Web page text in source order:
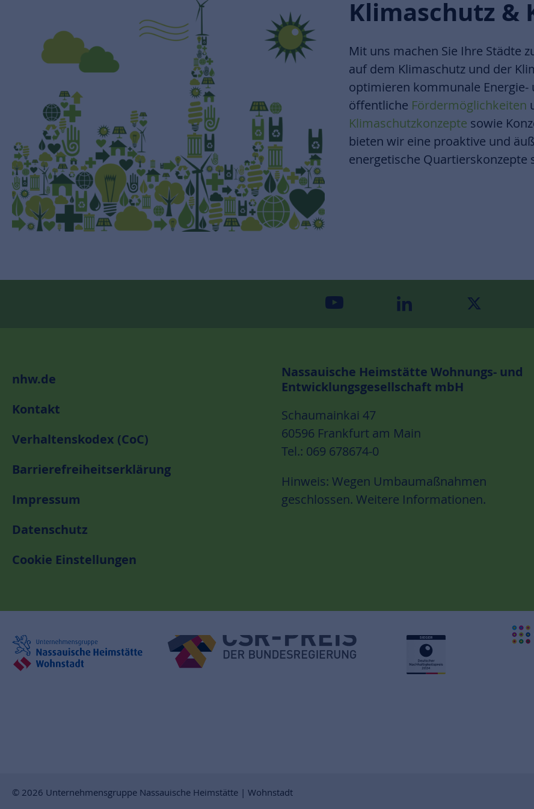
Klimaschutz &
Mit uns machen Sie Ihre Städte
auf dem Klimaschutz und der
optimieren kommunale
öffentliche Fördermöglichkeiten
Klimaschutzkonzepte sowie
bieten wir eine proaktive und
energetische Quartierskonzepte
youtube linkedin twitter
nhw.de
Kontakt
Verhaltenskodex (CoC)
Barrierefreiheitserklärung
Impressum
Datenschutz
Cookie Einstellungen
Nassauische Heimstätte Wohnungs- und
Entwicklungsgesellschaft mbH
Schaumainkai 47
60596 Frankfurt am Main
Tel.: 069 678674-0
Hinweis: Wegen Umbaumaßnahmen
geschlossen. Weitere Informationen.
© 2026 Unternehmensgruppe Nassauische Heimstätte | Wohnstadt